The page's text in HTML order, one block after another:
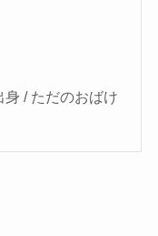
/ ただのおばけ